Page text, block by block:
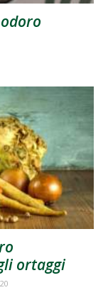
ortaggi